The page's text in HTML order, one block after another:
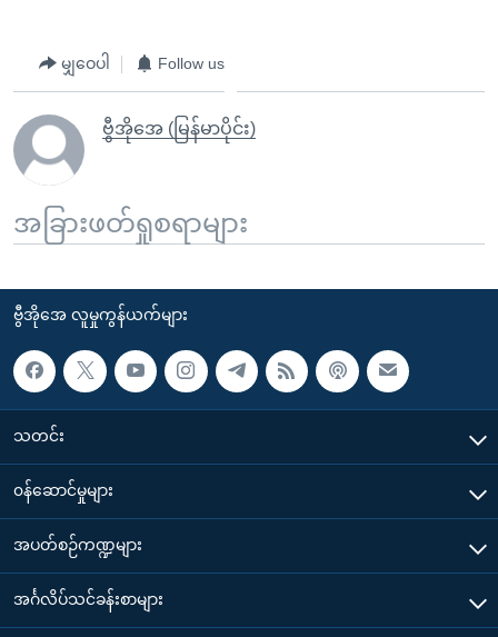
မျှဝေပါ Follow us
ဗွီအိုအေ (မြန်မာပိုင်း)
အခြားဖတ်ရှုစရာများ
ဗွီအိုအေ လူမှုကွန်ယက်များ
သတင်း
၀န်ဆောင်မှုများ
အပတ်စဉ်ကဏ္ဍများ
အင်္ဂလိပ်သင်ခန်းစာများ